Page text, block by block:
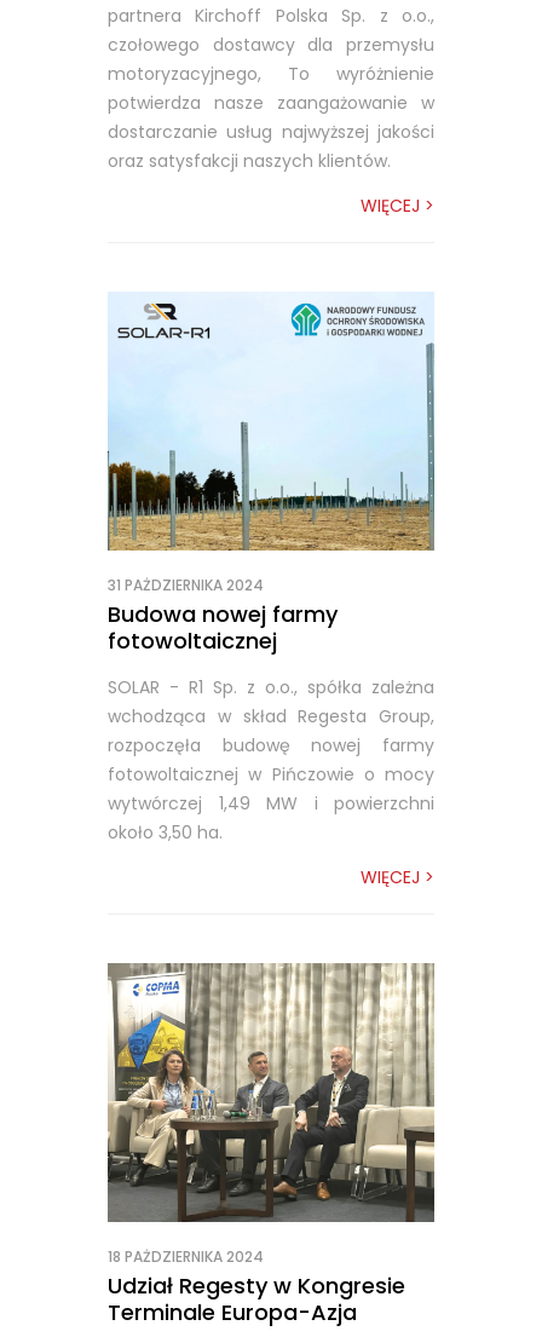
partnera Kirchoff Polska Sp. z o.o.,
czołowego dostawcy dla przemysłu
motoryzacyjnego, To wyróżnienie
potwierdza nasze zaangażowanie w
dostarczanie usług najwyższej jakości
oraz satysfakcji naszych klientów.
WIĘCEJ >
31 PAŻDZIERNIKA 2024
Budowa nowej farmy
fotowoltaicznej
SOLAR - R1 Sp. z o.o., spółka zależna
wchodząca w skład Regesta Group,
rozpoczęła budowę nowej farmy
fotowoltaicznej w Pińczowie o mocy
wytwórczej 1,49 MW i powierzchni
około 3,50 ha.
WIĘCEJ >
18 PAŻDZIERNIKA 2024
Udział Regesty w Kongresie
Terminale Europa-Azja